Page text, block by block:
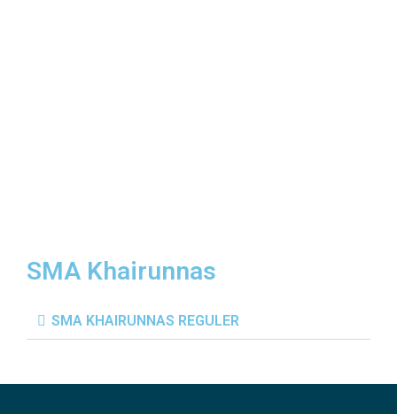
SMA Khairunnas
SMA KHAIRUNNAS REGULER